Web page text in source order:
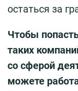
остаться за
Чтобы
таких
со сферой
можете